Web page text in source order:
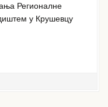
Регионалне
у Крушевцу